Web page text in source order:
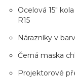
Ocelová 15"
R15
Nárazníky v
Černá maska
Projektorové